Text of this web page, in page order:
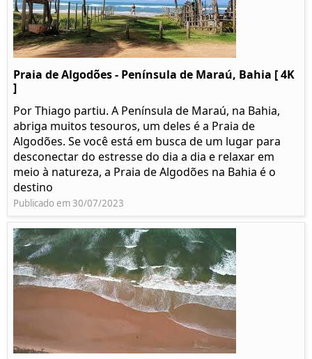
Praia de Algodões - Península de Maraú, Bahia [ 4K
]
Por Thiago partiu. A Península de Maraú, na Bahia,
abriga muitos tesouros, um deles é a Praia de
Algodões. Se você está em busca de um lugar para
desconectar do estresse do dia a dia e relaxar em
meio à natureza, a Praia de Algodões na Bahia é o
destino
Publicado em 30/07/2023